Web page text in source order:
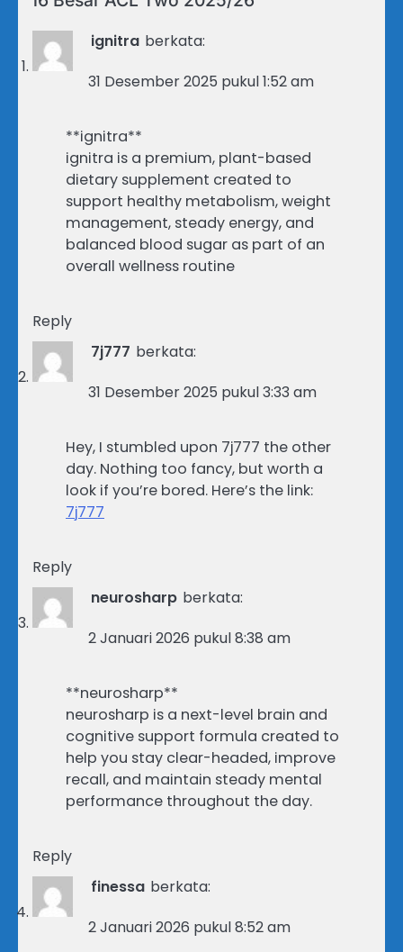
ignitra berkata:
31 Desember 2025 pukul 1:52 am
**ignitra**
ignitra is a premium, plant-based
dietary supplement created to
support healthy metabolism, weight
management, steady energy, and
balanced blood sugar as part of an
overall wellness routine
Reply
7j777 berkata:
31 Desember 2025 pukul 3:33 am
Hey, I stumbled upon 7j777 the other
day. Nothing too fancy, but worth a
look if you’re bored. Here’s the link:
7j777
Reply
neurosharp berkata:
2 Januari 2026 pukul 8:38 am
**neurosharp**
neurosharp is a next-level brain and
cognitive support formula created to
help you stay clear-headed, improve
recall, and maintain steady mental
performance throughout the day.
Reply
finessa berkata:
2 Januari 2026 pukul 8:52 am